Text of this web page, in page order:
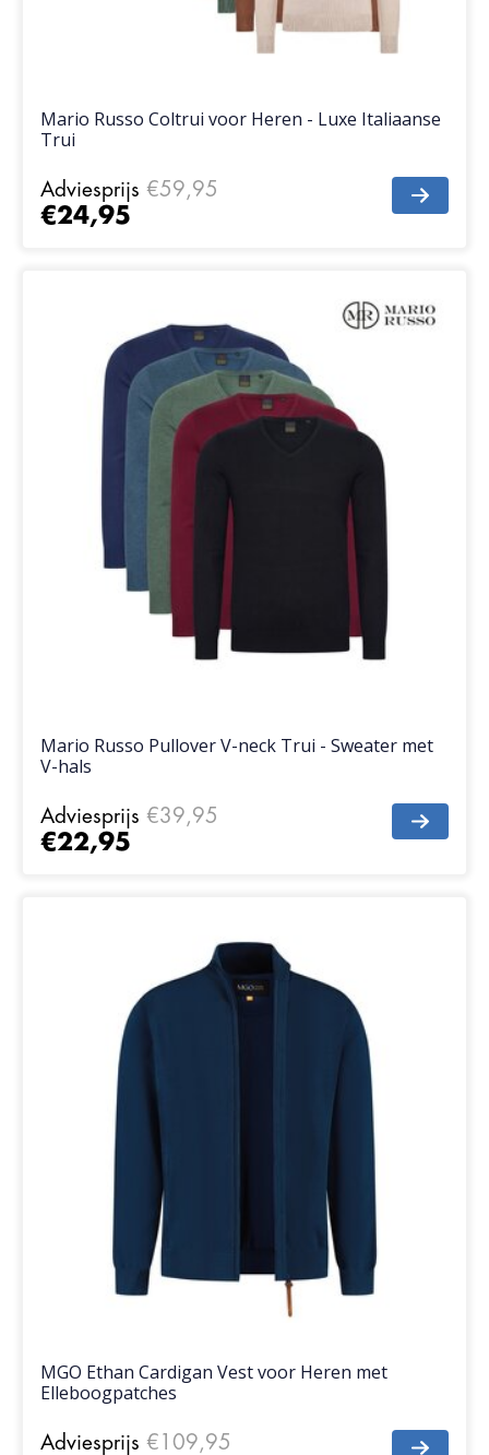
Mario Russo Coltrui voor Heren - Luxe Italiaanse
Trui
Adviesprijs €59,95
€24,95
Mario Russo Pullover V-neck Trui - Sweater met
V-hals
Adviesprijs €39,95
€22,95
MGO Ethan Cardigan Vest voor Heren met
Elleboogpatches
Adviesprijs €109,95